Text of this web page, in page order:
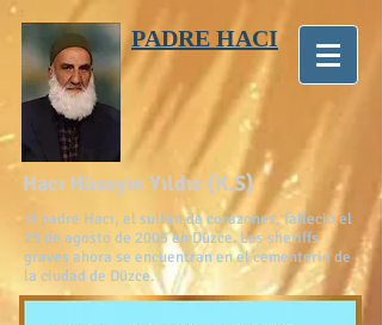
PADRE HACI
Hacı Hüseyin Yıldız (K.S)
El padre Hacı, el sultán de corazones, falleció el
25 de agosto de 2005 en Düzce. Los sheriffs
graves ahora se encuentran en el cementerio de
la ciudad de Düzce.